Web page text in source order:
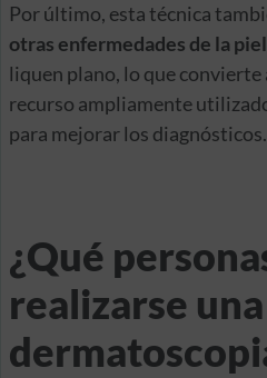
Por último, esta técnica
otras enfermedades de la
liquen plano, lo que convierte
recurso ampliamente
para mejorar los diagnósticos.
¿Qué
realizarse una